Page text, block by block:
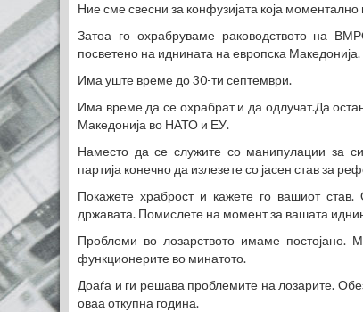
Ние сме свесни за конфузијата која
Затоа го охрабруваме раководството на
посветено на иднината на европска Македонија.
Има уште време до 30-ти септември.
Има време да се охрабрат и да одлучат.Да
Македонија во НАТО и ЕУ.
Наместо да се служите со манипулации за
партија конечно да излезете со јасен став за
Покажете храброст и кажете го вашиот
државата. Помислете на момент за вашата
Проблеми во лозарството имаме постојано.
функционерите во минатото.
Доаѓа и ги решава проблемите на лозарите.
оваа откупна година.